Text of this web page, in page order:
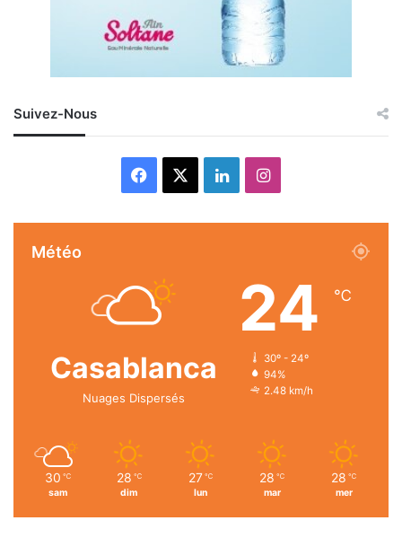
Suivez-Nous
Facebook LinkedinInstagram
Météo
Casablanca
Nuages Dispersés
24 ℃
30º - 24º
94%
2.48 km/h
30 ℃
sam
28 ℃
dim
27 ℃
lun
28 ℃
mar
28 ℃
mer